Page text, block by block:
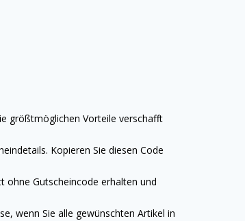
größtmöglichen Vorteile verschafft
Kopieren Sie diesen Code
ohne Gutscheincode erhalten und
wenn Sie alle gewünschten Artikel in